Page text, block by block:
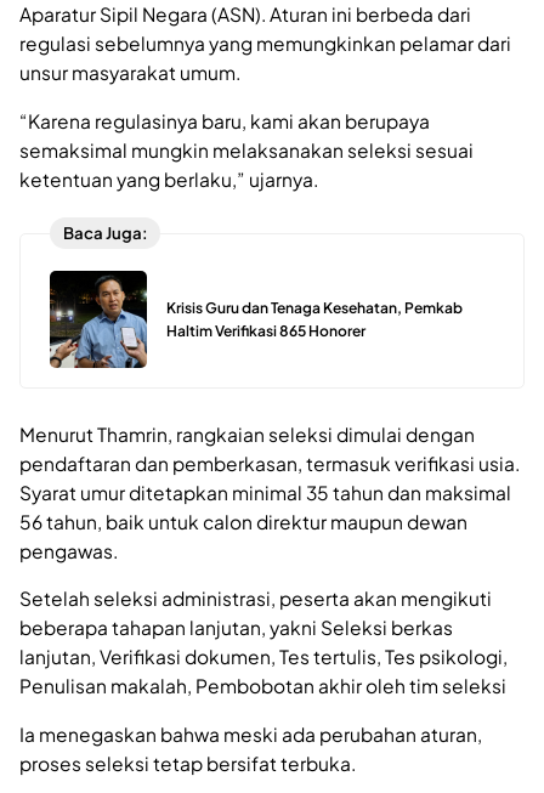
Aparatur Sipil Negara (ASN). Aturan ini berbeda dari
regulasi sebelumnya yang memungkinkan pelamar dari
unsur masyarakat umum.
“Karena regulasinya baru, kami akan berupaya
semaksimal mungkin melaksanakan seleksi sesuai
ketentuan yang berlaku,” ujarnya.
Baca Juga:
Krisis Guru dan Tenaga Kesehatan, Pemkab
Haltim Verifikasi 865 Honorer
Menurut Thamrin, rangkaian seleksi dimulai dengan
pendaftaran dan pemberkasan, termasuk verifikasi usia.
Syarat umur ditetapkan minimal 35 tahun dan maksimal
56 tahun, baik untuk calon direktur maupun dewan
pengawas.
Setelah seleksi administrasi, peserta akan mengikuti
beberapa tahapan lanjutan, yakni Seleksi berkas
lanjutan, Verifikasi dokumen, Tes tertulis, Tes psikologi,
Penulisan makalah, Pembobotan akhir oleh tim seleksi
Ia menegaskan bahwa meski ada perubahan aturan,
proses seleksi tetap bersifat terbuka.